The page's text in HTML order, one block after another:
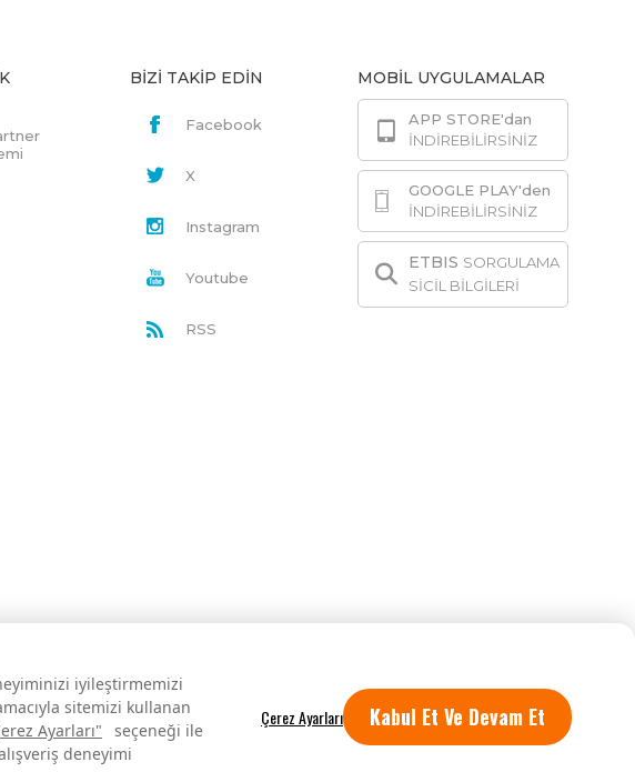
iyileştirmemizi
sitemizi kullanan
Ayarları"
seçeneği ile
deneyimi
Kabul Et Ve Devam Et
BİZİ TAKİP EDİN
Facebook
X
Instagram
Youtube
RSS
MOBİL UYGULAMALAR
APP STORE'dan
İNDİREBİLİRSİNİZ
GOOGLE PLAY'den
İNDİREBİLİRSİNİZ
ETBIS SORGULAMA
SİCİL BİLGİLERİ
Tüm hakları saklıdır.